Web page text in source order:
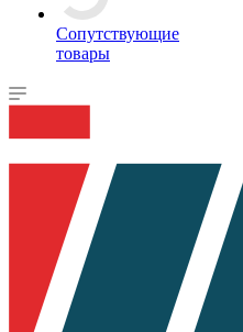
Сопутствующие
товары